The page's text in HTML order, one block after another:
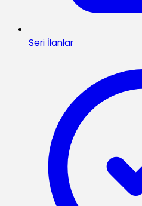
Seri İlanlar